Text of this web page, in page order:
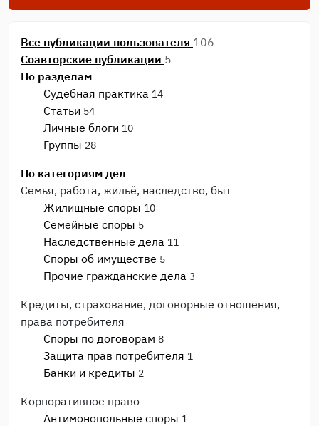
Все публикации пользователя 106
Соавторские публикации 5
По разделам
Судебная практика 14
Статьи 54
Личные блоги 10
Группы 28
По категориям дел
Семья, работа, жильё, наследство, быт
Жилищные споры 10
Семейные споры 5
Наследственные дела 11
Споры об имуществе 5
Прочие гражданские дела 3
Кредиты, страхование, договорные отношения,
права потребителя
Споры по договорам 8
Защита прав потребителя 1
Банки и кредиты 2
Корпоративное право
Антимонопольные споры 1